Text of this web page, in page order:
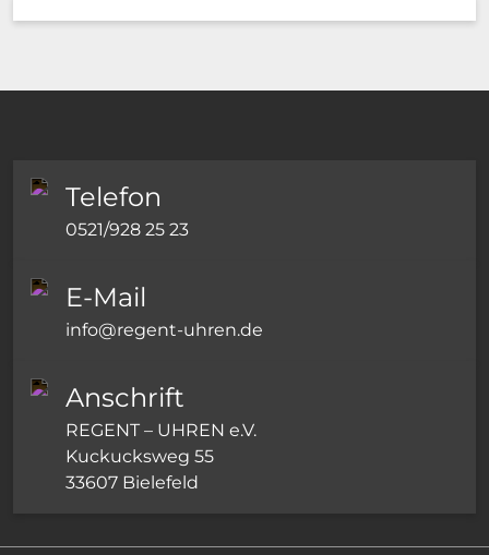
Telefon
0521/928 25 23
E-Mail
info@regent-uhren.de
Anschrift
REGENT – UHREN e.V.
Kuckucksweg 55
33607 Bielefeld